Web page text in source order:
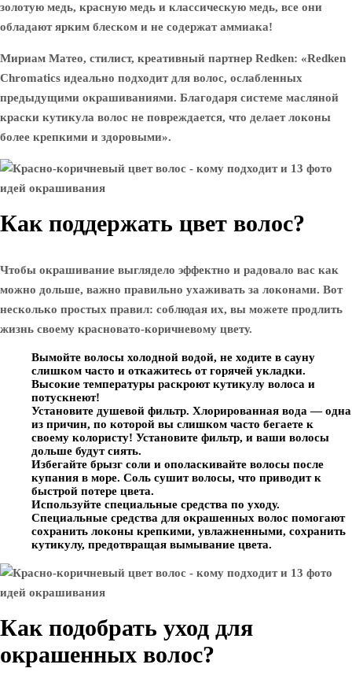
золотую медь, красную медь и классическую медь, все они
обладают ярким блеском и не содержат аммиака!
Мириам Матео, стилист, креативный партнер Redken: «Redken
Chromatics идеально подходит для волос, ослабленных
предыдущими окрашиваниями. Благодаря системе масляной
краски кутикула волос не повреждается, что делает локоны
более крепкими и здоровыми».
Как поддержать цвет волос?
Чтобы окрашивание выглядело эффектно и радовало вас как
можно дольше, важно правильно ухаживать за локонами. Вот
несколько простых правил: соблюдая их, вы можете продлить
жизнь своему красновато-коричневому цвету.
Вымойте волосы холодной водой, не ходите в сауну
слишком часто и откажитесь от горячей укладки.
Высокие температуры раскроют кутикулу волоса и
потускнеют!
Установите душевой фильтр. Хлорированная вода — одна
из причин, по которой вы слишком часто бегаете к
своему колористу! Установите фильтр, и ваши волосы
дольше будут сиять.
Избегайте брызг соли и ополаскивайте волосы после
купания в море. Соль сушит волосы, что приводит к
быстрой потере цвета.
Используйте специальные средства по уходу.
Специальные средства для окрашенных волос помогают
сохранить локоны крепкими, увлажненными, сохранить
кутикулу, предотвращая вымывание цвета.
Как подобрать уход для
окрашенных волос?